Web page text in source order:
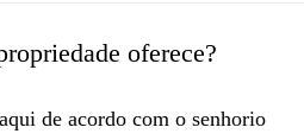
oferece?
de acordo com o senhorio